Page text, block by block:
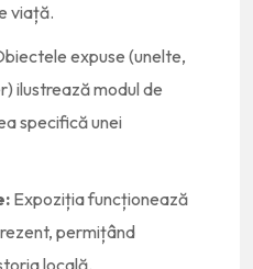
viață.
expuse (unelte,
ilustrează modul de
specifică unei
Expoziția funcționează
permițând
locală.